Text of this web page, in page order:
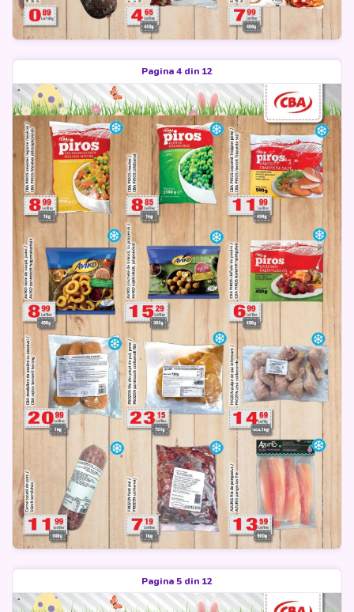
Pagina 4 din 12
Pagina 5 din 12